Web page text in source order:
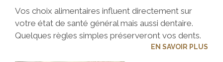
Vos choix alimentaires influent directement sur
votre état de santé général mais aussi dentaire.
Quelques règles simples préserveront vos dents.
EN SAVOIR PLUS